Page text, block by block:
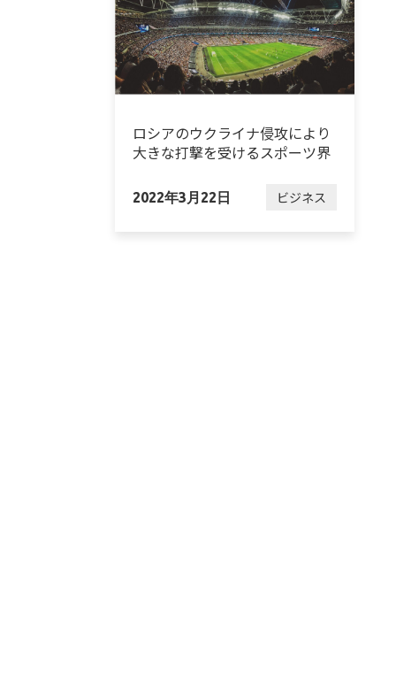
ロシアのウクライナ侵攻により
大きな打撃を受けるスポーツ界
2022年3月22日 ビジネス